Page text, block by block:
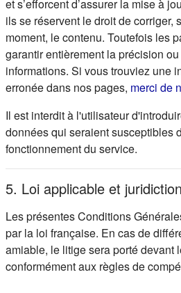
et s’efforcent d’assurer la mise à
ils se réservent le droit de corriger,
moment, le contenu. Toutefois les
garantir entièrement la précision
informations. Si vous trouviez une
erronée dans nos pages, merci de
Il est interdit à l'utilisateur
données qui seraient susceptibles
fonctionnement du service.
5. Loi applicable et
Les présentes Conditions
par la loi française. En cas de
amiable, le litige sera porté devant
conformément aux règles de